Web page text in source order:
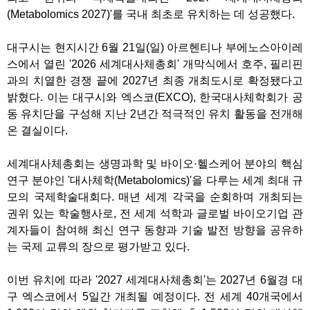
(Metabolomics 2027)'를 국내 최초로 유치하는 데 성공했다.
대구시는 현지시간 6월 21일(일) 아르헨티나 부에노스아이레
스에서 열린 '2026 세계대사체총회' 개막식에서 호주, 필리핀
과의 치열한 경쟁 끝에 2027년 최종 개최도시로 확정됐다고
밝혔다. 이는 대구시와 엑스코(EXCO), 한국대사체학회가 공
동 유치단을 구성해 지난 2년간 적극적인 유치 활동을 전개해
온 결실이다.
세계대사체총회는 생명과학 및 바이오·헬스케어 분야의 핵심
연구 분야인 '대사체학(Metabolomics)'을 다루는 세계 최대 규
모의 국제학술대회다. 매년 세계 각국을 순회하며 개최되는
권위 있는 학술행사로, 전 세계 석학과 글로벌 바이오기업 관
계자들이 참여해 최신 연구 동향과 기술 발전 방향을 공유하
는 국제 교류의 장으로 평가받고 있다.
이번 유치에 따라 '2027 세계대사체총회'는 2027년 6월경 대
구 엑스코에서 5일간 개최될 예정이다. 전 세계 40개국에서